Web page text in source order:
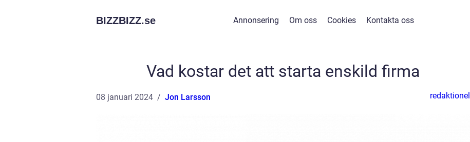
BIZZBIZZ.se Annonsering Om oss Cookies Kontakta oss
Vad kostar det att starta enskild firma
08 januari 2024 Jon Larsson redaktionel